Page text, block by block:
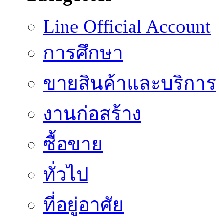
Line Official Account
การศึกษา
ขายสินค้าและบริการ
งานก่อสร้าง
ซื้อขาย
ทั่วไป
ที่อยู่อาศัย